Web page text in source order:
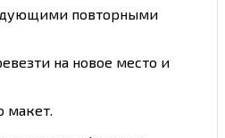
повторными
на новое место и
макет.